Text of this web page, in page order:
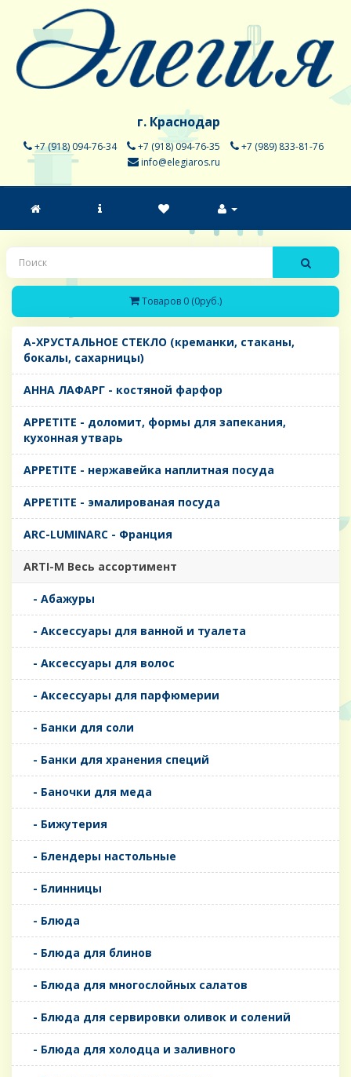
г. Краснодар
+7 (918) 094-76-34 +7 (918) 094-76-35
+7 (989) 833-81-76
info@elegiaros.ru
Товаров 0 (0руб.)
A-ХРУСТАЛЬНОЕ СТЕКЛО (креманки, стаканы,
бокалы, сахарницы)
AHHA ЛАФАРГ - костяной фарфор
APPETITE - доломит, формы для запекания,
кухонная утварь
APPETITE - нержавейка наплитная посуда
APPETITE - эмалированая посуда
ARC-LUMINARC - Франция
ARTI-M Весь ассортимент
- Абажуры
- Аксессуары для ванной и туалета
- Аксессуары для волос
- Аксессуары для парфюмерии
- Банки для соли
- Банки для хранения специй
- Баночки для меда
- Бижутерия
- Блендеры настольные
- Блинницы
- Блюда
- Блюда для блинов
- Блюда для многослойных салатов
- Блюда для сервировки оливок и солений
- Блюда для холодца и заливного